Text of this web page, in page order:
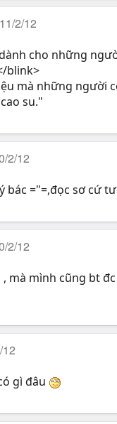
11/2/12
cho những
blink>
mà những người
su."
2/12
bác ="=,đọc sơ cứ
2/12
mà mình cũng bt
gì đâu